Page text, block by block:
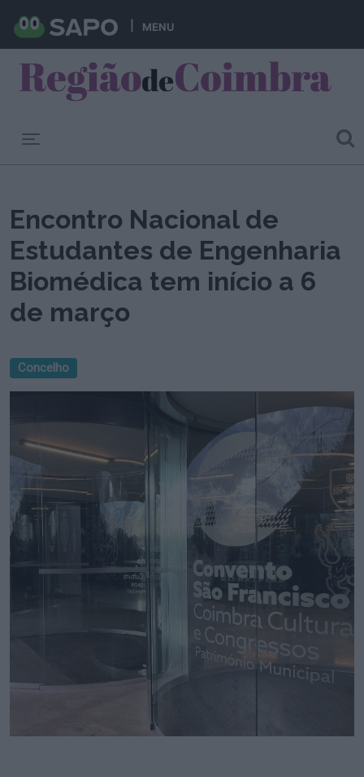
MENU
Encontro Nacional de
Estudantes de Engenharia
Biomédica tem início a 6
de março
Concelho